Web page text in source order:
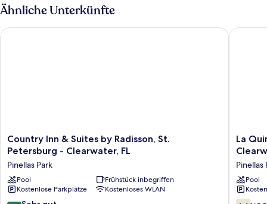
Bett,
Nichtraucher
Ähnliche Unterkünfte
Country
Inn
Suites
by
Radisson,
St.
Country Inn & Suites by Radisson, St.
Petersburg - Clearwater, FL
Pinellas Park
Pool
Frühstück inbegriffen
Kostenlose Parkplätze
Kostenloses WLAN
Country Inn & Suites by Radisson, St. Petersburg - Clearwater,
La
Quinta
St
La
Pinellas
Pool
La